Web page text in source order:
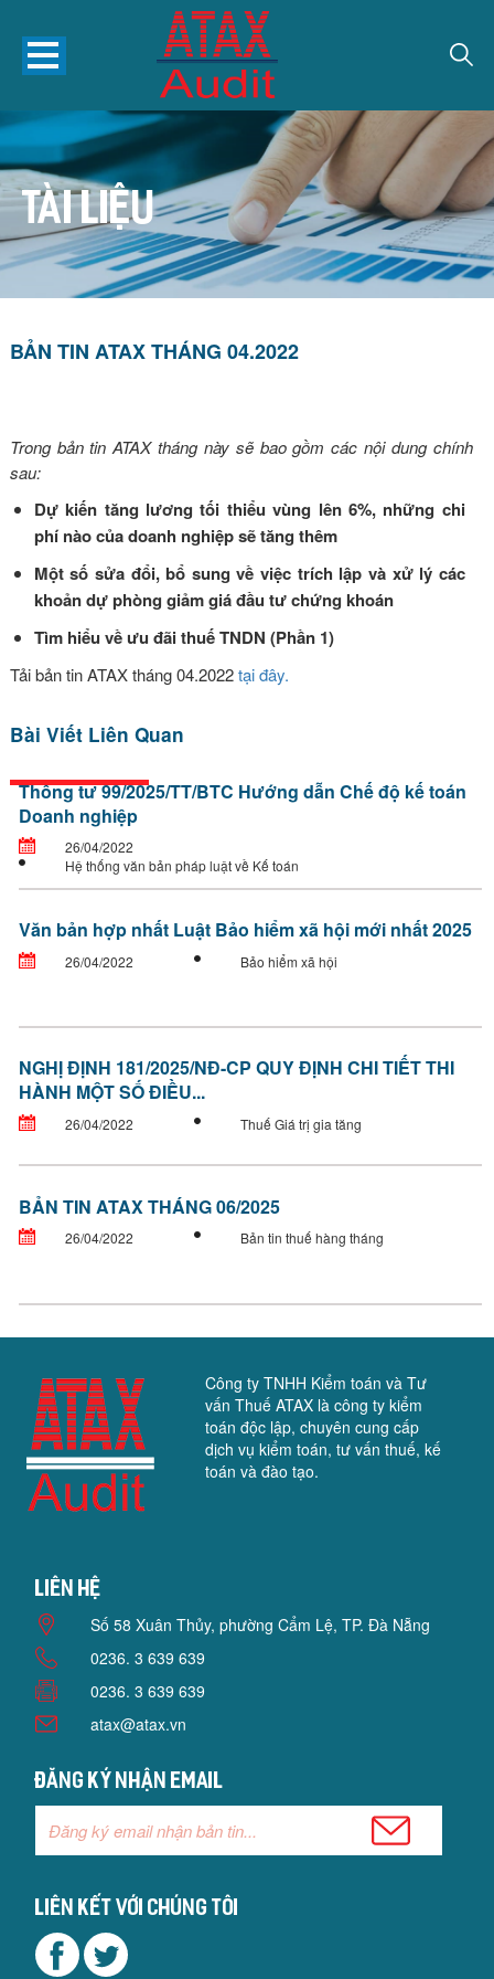
TÀI LIỆU
BẢN TIN ATAX THÁNG 04.2022
Trong bản tin ATAX tháng này sẽ bao gồm các nội dung chính
sau:
Dự kiến tăng lương tối thiểu vùng lên 6%, những chi
phí nào của doanh nghiệp sẽ tăng thêm
Một số sửa đổi, bổ sung về việc trích lập và xử lý các
khoản dự phòng giảm giá đầu tư chứng khoán
Tìm hiểu về ưu đãi thuế TNDN (Phần 1)
Tải bản tin ATAX tháng 04.2022tại đây.
Bài Viết Liên Quan
Thông tư 99/2025/TT/BTC Hướng dẫn Chế độ kế toán
Doanh nghiệp
26/04/2022
Hệ thống văn bản pháp luật về Kế toán
Văn bản hợp nhất Luật Bảo hiểm xã hội mới nhất 2025
26/04/2022 Bảo hiểm xã hội
NGHỊ ĐỊNH 181/2025/NĐ-CP QUY ĐỊNH CHI TIẾT THI
HÀNH MỘT SỐ ĐIỀU...
26/04/2022 Thuế Giá trị gia tăng
BẢN TIN ATAX THÁNG 06/2025
26/04/2022 Bản tin thuế hàng tháng
Công ty TNHH Kiểm toán và Tư
vấn Thuế ATAX là công ty kiểm
toán độc lập, chuyên cung cấp
dịch vụ kiểm toán, tư vấn thuế, kế
toán và đào tạo.
Liên hệ
Số 58 Xuân Thủy, phường Cẩm Lệ, TP. Đà Nẵng
0236. 3 639 639
0236. 3 639 639
atax@atax.vn
Đăng ký nhận email
Liên kết với chúng tôi